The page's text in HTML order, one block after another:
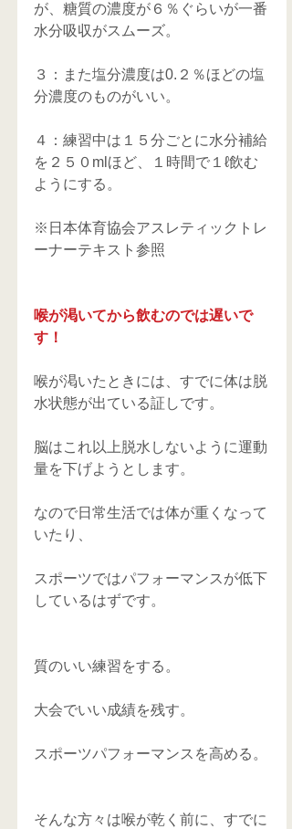
が、糖質の濃度が６％ぐらいが一番
水分吸収がスムーズ。
３：また塩分濃度は0.２％ほどの塩
分濃度のものがいい。
４：練習中は１５分ごとに水分補給
を２５０mlほど、１時間で１ℓ飲む
ようにする。
※日本体育協会アスレティックトレ
ーナーテキスト参照
喉が渇いてから飲むのでは遅いで
す！
喉が渇いたときには、すでに体は脱
水状態が出ている証しです。
脳はこれ以上脱水しないように運動
量を下げようとします。
なので日常生活では体が重くなって
いたり、
スポーツではパフォーマンスが低下
しているはずです。
質のいい練習をする。
大会でいい成績を残す。
スポーツパフォーマンスを高める。
そんな方々は喉が乾く前に、すでに